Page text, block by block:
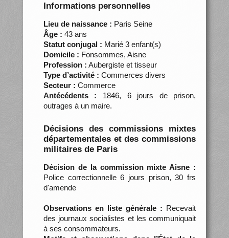
Informations personnelles
Lieu de naissance : Paris Seine
Âge : 43 ans
Statut conjugal : Marié 3 enfant(s)
Domicile : Fonsommes, Aisne
Profession : Aubergiste et tisseur
Type d’activité : Commerces divers
Secteur : Commerce
Antécédents : 1846, 6 jours de prison,
outrages à un maire.
Décisions des commissions mixtes
départementales et des commissions
militaires de Paris
Décision de la commission mixte Aisne :
Police correctionnelle 6 jours prison, 30 frs
d'amende
Observations en liste générale : Recevait
des journaux socialistes et les communiquait
à ses consommateurs.